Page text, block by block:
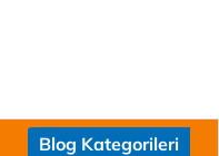
Blog Kategorileri